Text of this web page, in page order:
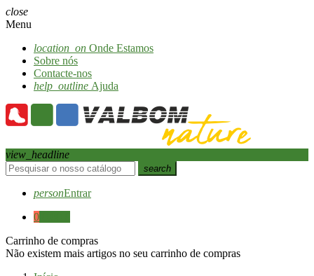
close
Menu
location_on Onde Estamos
Sobre nós
Contacte-nos
help_outline Ajuda
view_headline
search
personEntrar
0
Carrinho de compras
Não existem mais artigos no seu carrinho de compras